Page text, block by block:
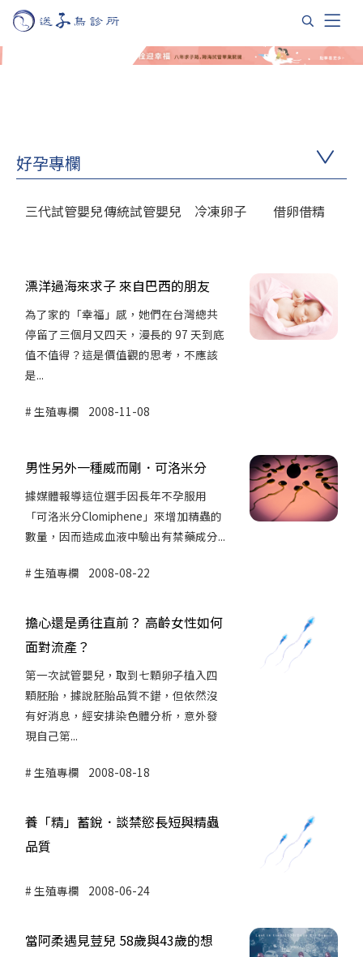
好孕專欄
三代試管嬰兒傳統試管嬰兒 冷凍卵子 借卵借精
漂洋過海來求子 來自巴西的朋友
為了家的「幸福」感，她們在台灣總共
停留了三個月又四天，漫長的 97 天到底
值不值得？這是價值觀的思考，不應該
是...
生殖專欄 2008-11-08
男性另外一種威而剛．可洛米分
據媒體報導這位選手因長年不孕服用
「可洛米分Clomiphene」來增加精蟲的
數量，因而造成血液中驗出有禁藥成分...
生殖專欄 2008-08-22
擔心還是勇往直前？ 高齡女性如何
面對流產？
第一次試管嬰兒，取到七顆卵子植入四
顆胚胎，據說胚胎品質不錯，但依然沒
有好消息，經安排染色體分析，意外發
現自己第...
生殖專欄 2008-08-18
養「精」蓄銳．談禁慾長短與精蟲
品質
生殖專欄 2008-06-24
當阿柔遇見荳兒 58歲與43歲的想